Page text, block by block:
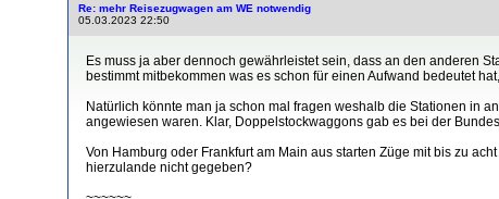
Re: mehr Reisezugwagen am WE notwendig
05.03.2023 22:50
Es muss ja aber dennoch gewährleistet sein, dass an den anderen
bestimmt mitbekommen was es schon für einen Aufwand bedeutet
Natürlich könnte man ja schon mal fragen weshalb die Stationen in
angewiesen waren. Klar, Doppelstockwaggons gab es bei der
Von Hamburg oder Frankfurt am Main aus starten Züge mit bis zu
hierzulande nicht gegeben?